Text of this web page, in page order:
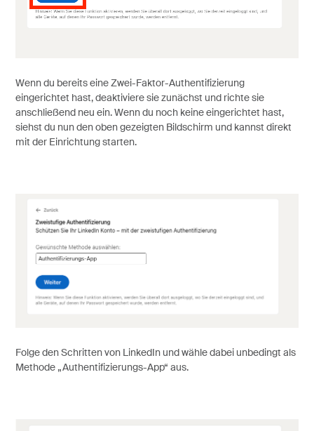
Wenn du bereits eine Zwei-Faktor-Authentifizierung
eingerichtet hast, deaktiviere sie zunächst und richte sie
anschließend neu ein. Wenn du noch keine eingerichtet hast,
siehst du nun den oben gezeigten Bildschirm und kannst direkt
mit der Einrichtung starten.
Folge den Schritten von LinkedIn und wähle dabei unbedingt als
Methode „Authentifizierungs-App“ aus.